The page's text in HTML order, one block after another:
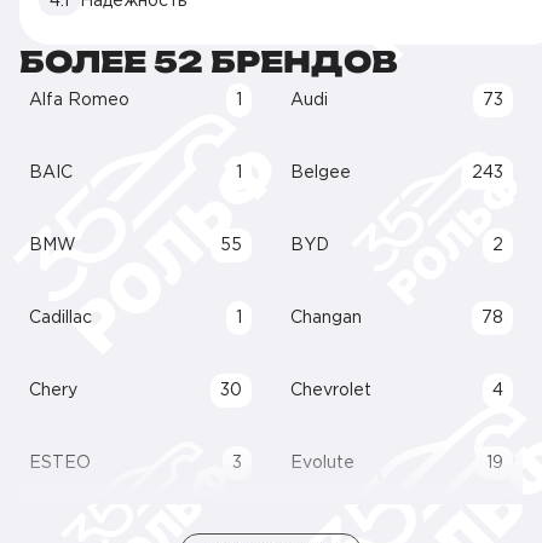
БОЛЕЕ 52 БРЕНДОВ
Alfa Romeo Audi 73
BAIC Belgee 243
BMW 55 BYD 2
Cadillac Changan 78
Chery 30 Chevrolet 4
ESTEO 3 Evolute 19